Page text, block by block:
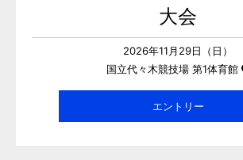
大会
2026年11月29日（日）
国立代々木競技場 第1体育館
エントリー